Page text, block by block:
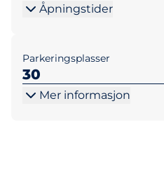
Åpningstider
Parkeringsplasser
30
Mer informasjon